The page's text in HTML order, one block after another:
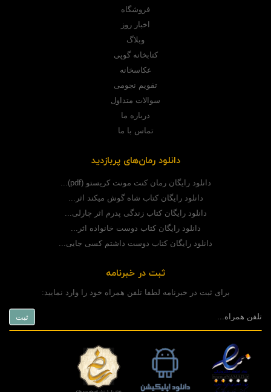
فروشگاه
اخبار روز
وبلاگ
کتابخانه گوپی
عکاسخانه
تقویم نجومی
سوالات متداول
درباره ما
تماس با ما
دانلود رمان‌های پربازدید
دانلود رایگان رمان کنت مونت کریستو (pdf)...
دانلود رایگان کتاب شاه گوش میکند اثر...
دانلود رایگان کتاب زندگی پدرم اثر چارلی...
دانلود رایگان کتاب دوست خانواده اثر...
دانلود رایگان کتاب دوست داشتم کسی جایی...
ثبت در خبرنامه
برای ثبت در خبرنامه لطفا تلفن همراه خود را وارد نمایید: